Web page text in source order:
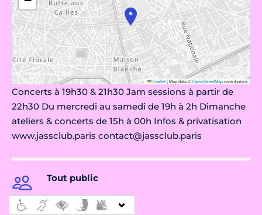
Leaflet|Map data ©OpenStreetMapcontributors
Concerts à 19h30 & 21h30 Jam sessions à partir de
22h30 Du mercredi au samedi de 19h à 2h Dimanche
ateliers & concerts de 15h à 00h Infos & privatisation
www.jassclub.paris contact@jassclub.paris
Tout public